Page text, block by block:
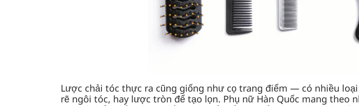
Lược chải tóc thực ra cũng giống như cọ trang điểm — có nhiều
rẽ ngôi tóc, hay lược tròn để tạo lọn. Phụ nữ Hàn Quốc mang theo